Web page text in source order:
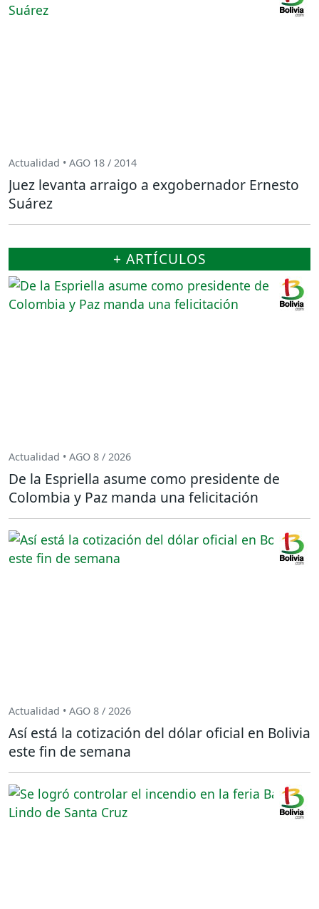
Actualidad • AGO 18 / 2014
Juez levanta arraigo a exgobernador Ernesto
Suárez
+ ARTÍCULOS
Actualidad • AGO 8 / 2026
De la Espriella asume como presidente de
Colombia y Paz manda una felicitación
Actualidad • AGO 8 / 2026
Así está la cotización del dólar oficial en Bolivia
este fin de semana